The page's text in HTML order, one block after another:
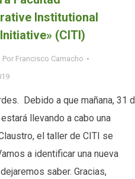
Institutional
(CITI)
Por Francisco Camacho
Debido a que mañana, 31
llevando a cabo una
el taller de CITI se
a identificar una nueva
saber. Gracias,